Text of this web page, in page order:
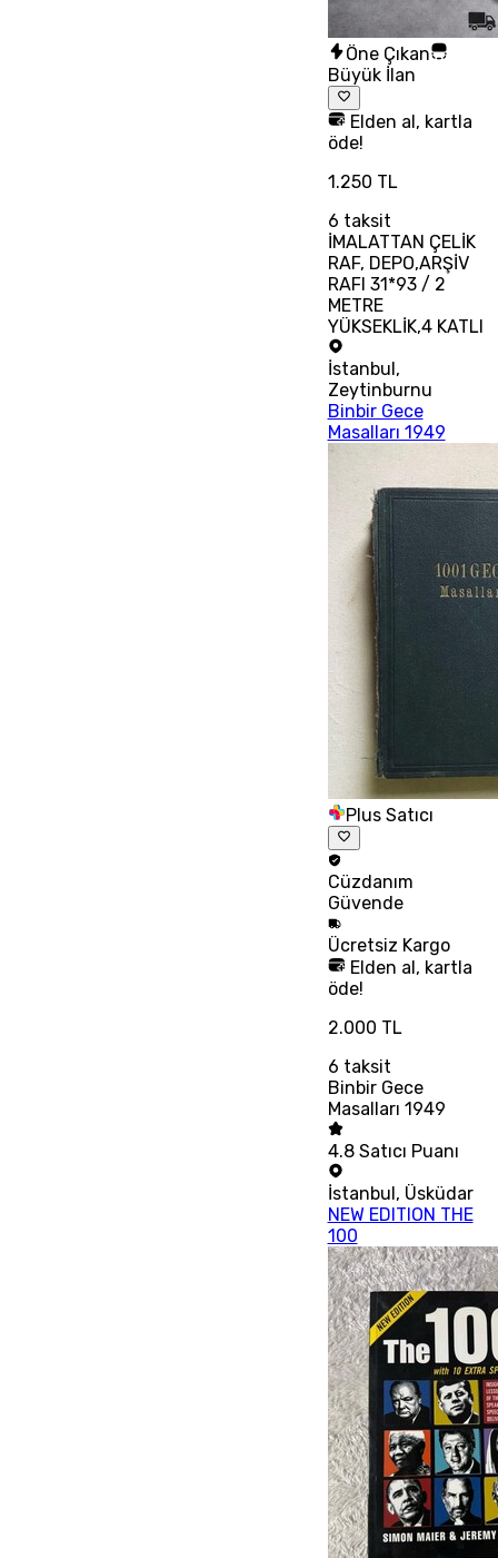
Öne Çıkan
Büyük İlan
Elden al, kartla
öde!
1.250 TL
6 taksit
İMALATTAN ÇELİK
RAF, DEPO,ARŞİV
RAFI 31*93 / 2
METRE
YÜKSEKLİK,4 KATLI
İstanbul,
Zeytinburnu
Binbir Gece
Masalları 1949
Plus Satıcı
Cüzdanım
Güvende
Ücretsiz Kargo
Elden al, kartla
öde!
2.000 TL
6 taksit
Binbir Gece
Masalları 1949
4.8 Satıcı Puanı
İstanbul , Üsküdar
NEW EDITION THE
100